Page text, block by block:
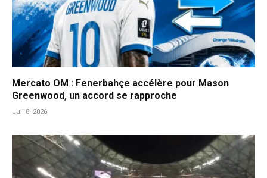
Mercato OM : Fenerbahçe accélère pour Mason
Greenwood, un accord se rapproche
Juil 8, 2026